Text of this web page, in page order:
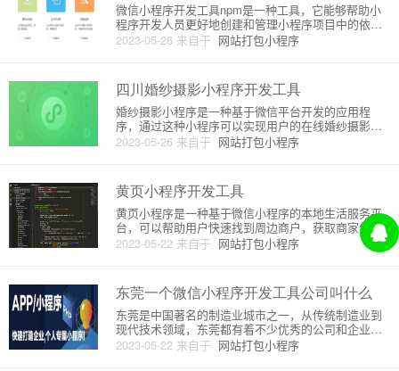
2023-05-26 来自于 网站打包小程序
微信小程序开发工具npm是一种工具，它能够帮助小
程序开发人员更好地创建和管理小程序项目中的依赖
项，以提高工作效率。本文将从以下几个方面介绍微
信小程序开发工具npm的原理和详细介绍。一、什么
用于管理N
四川婚纱摄影小程序开发工具
2023-05-26 来自于 网站打包小程序
婚纱摄影小程序是一种基于微信平台开发的应用程
序，通过这种小程序可以实现用户的在线婚纱摄影预
约、婚纱展示、婚纱图集欣赏等功能。四川婚纱摄影
小程序提供了定制化的服务，根据用户需求实现相关
信小程序开发工具，微信小程序
黄页小程序开发工具
2023-05-22 来自于 网站打包小程序
黄页小程序是一种基于微信小程序的本地生活服务平
台，可以帮助用户快速找到周边商户，获取商家信
息、评价、优惠等服务。黄页小程序的开发工具主要
是微信开发者工具，该工具可以提供小程序开发、调
信开发者工具进行开发之前
东莞一个微信小程序开发工具公司叫什么
2023-05-22 来自于 网站打包小程序
东莞是中国著名的制造业城市之一，从传统制造业到
现代技术领域，东莞都有着不少优秀的公司和企业。
其中，在移动互联网领域，也有一个非常具有实力和
影响力的公司，那就是东莞一家微信小程序开发工具